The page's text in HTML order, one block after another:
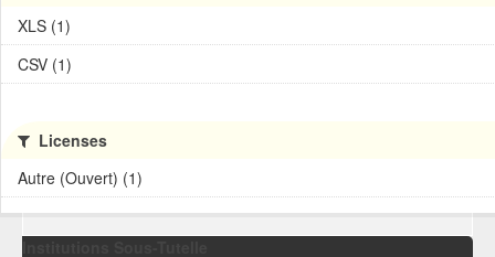
XLS (1)
CSV (1)
Licenses
Autre (Ouvert) (1)